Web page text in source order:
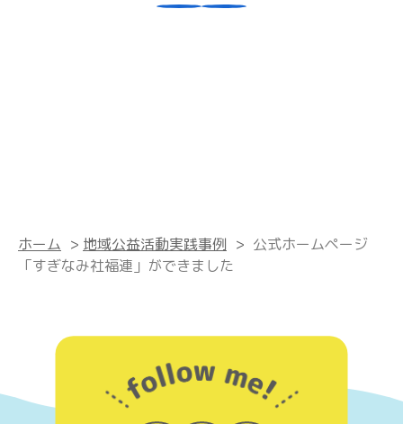
ホーム > 地域公益活動実践事例 > 公式ホームページ
「すぎなみ社福連」ができました